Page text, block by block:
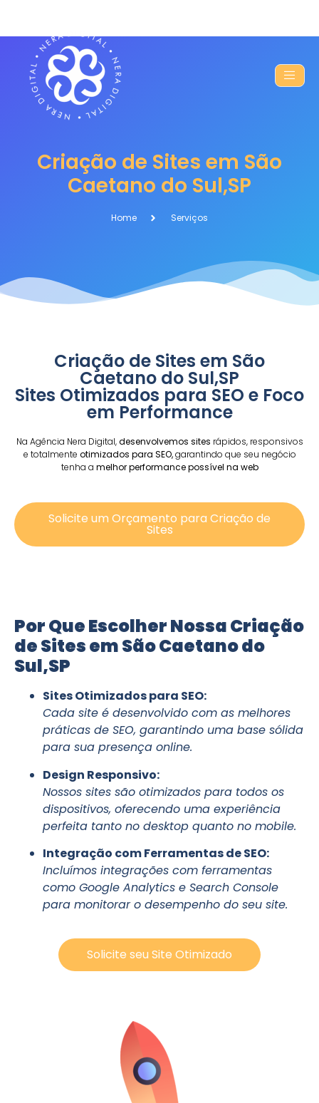
Criação de Sites em São
Caetano do Sul,SP
Home Serviços
Criação de Sites em São
Caetano do Sul,SP
Sites Otimizados para SEO e Foco
em Performance
Na Agência Nera Digital,desenvolvemos sites rápidos, responsivos
e totalmente otimizados para SEO,garantindo que seu negócio
tenha a melhor performance possível na web
Solicite um Orçamento para Criação de
Sites
Por Que Escolher Nossa Criação
de Sites em São Caetano do
Sul,SP
Sites Otimizados para SEO:
Cada site é desenvolvido com as melhores
práticas de SEO, garantindo uma base sólida
para sua presença online.
Design Responsivo:
Nossos sites são otimizados para todos os
dispositivos, oferecendo uma experiência
perfeita tanto no desktop quanto no mobile.
Integração com Ferramentas de SEO:
Incluímos integrações com ferramentas
como Google Analytics e Search Console
para monitorar o desempenho do seu site.
Solicite seu Site Otimizado